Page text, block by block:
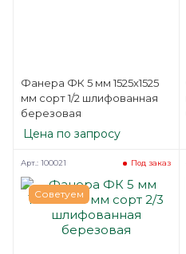
Фанера ФК 5 мм 1525х1525
мм сорт 1/2 шлифованная
березовая
Цена по запросу
Советуем
Под заказ
Арт.: 100021